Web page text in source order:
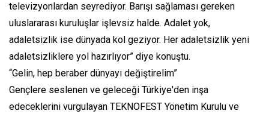
televizyonlardan seyrediyor. Barışı sağlaması gereken
uluslararası kuruluşlar işlevsiz halde. Adalet yok,
adaletsizlik ise dünyada kol geziyor. Her adaletsizlik yeni
adaletsizliklere yol hazırlıyor” diye konuştu.
“Gelin, hep beraber dünyayı değiştirelim”
Gençlere seslenen ve geleceği Türkiye'den inşa
edeceklerini vurgulayan TEKNOFEST Yönetim Kurulu ve